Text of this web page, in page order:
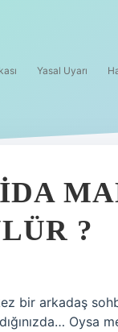
Yasal Uyarı
?
bir arkadaş
Oysa